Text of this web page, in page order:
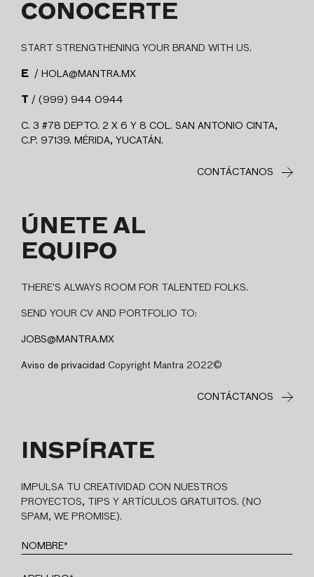
CONOCERTE
START STRENGTHENING YOUR BRAND WITH US.
E / HOLA@MANTRA.MX
T / (999) 944 0944
C. 3 #78 DEPTO. 2 X 6 Y 8 COL. SAN ANTONIO CINTA,
C.P. 97139. MÉRIDA, YUCATÁN.
CONTÁCTANOS
ÚNETE AL
EQUIPO
THERE’S ALWAYS ROOM FOR TALENTED FOLKS.
SEND YOUR CV AND PORTFOLIO TO:
JOBS@MANTRA.MX
Aviso de privacidad Copyright Mantra 2022©
CONTÁCTANOS
INSPÍRATE
IMPULSA TU CREATIVIDAD CON NUESTROS
PROYECTOS, TIPS Y ARTÍCULOS GRATUITOS. (NO
SPAM, WE PROMISE).